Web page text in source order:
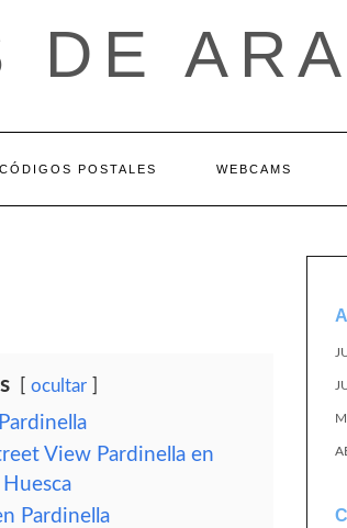
DE
CÓDIGOS POSTALES WEBCAMS
ocultar
View Pardinella en
Pardinella